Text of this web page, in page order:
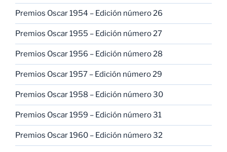
Premios Oscar 1954 – Edición número 26
Premios Oscar 1955 – Edición número 27
Premios Oscar 1956 – Edición número 28
Premios Oscar 1957 – Edición número 29
Premios Oscar 1958 – Edición número 30
Premios Oscar 1959 – Edición número 31
Premios Oscar 1960 – Edición número 32